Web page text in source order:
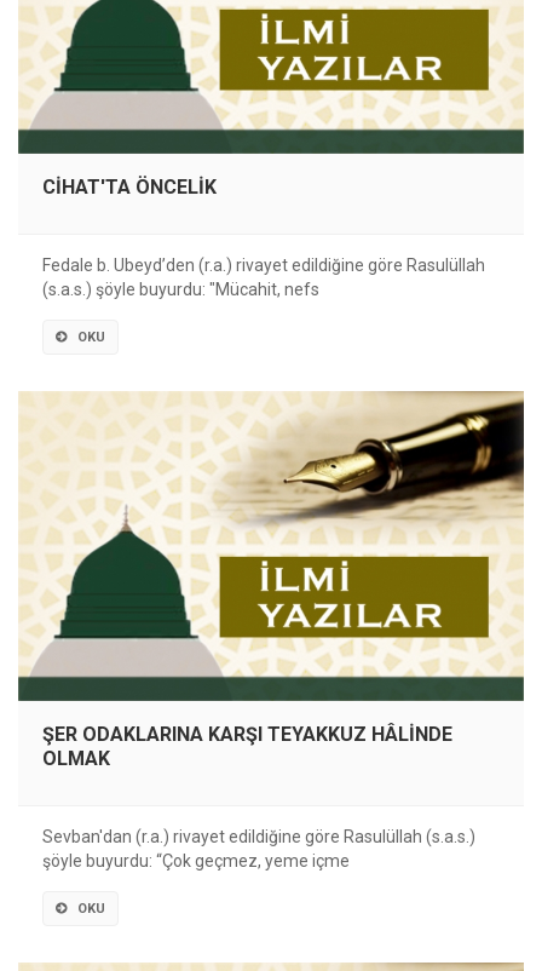
CİHAT'TA ÖNCELİK
Fedale b. Ubeyd’den (r.a.) rivayet edildiğine göre Rasulüllah
(s.a.s.) şöyle buyurdu: "Mücahit, nefs
OKU
ŞER ODAKLARINA KARŞI TEYAKKUZ HÂLİNDE
OLMAK
Sevban'dan (r.a.) rivayet edildiğine göre Rasulüllah (s.a.s.)
şöyle buyurdu: “Çok geçmez, yeme içme
OKU